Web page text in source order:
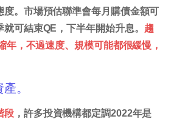
度。市場預估聯準會每月購債金額可
可結束QE，下半年開始升息。 趨
年，不過速度、規模可能都很緩慢，
。
段，許多投資機構都定調2022年是